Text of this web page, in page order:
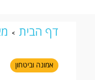
דף הבית
המוניות
אמונה וביטחון